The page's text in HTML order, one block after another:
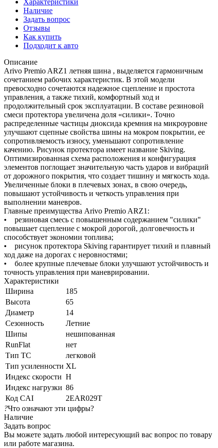
Наличие
Задать вопрос
Отзывы
Как купить
Подходит к авто
Описание
Arivo Premio ARZ1 летняя шина , выделяется гармоничным
сочетанием рабочих характеристик. В этой модели
превосходно сочетаются надежное сцепление и простота
управления, а также тихий, комфортный ход и
продолжительный срок эксплуатации. В составе резиновой
смеси протектора увеличена доля «силики». Точно
распределенные частицы диоксида кремния на микроуровне
улучшают сцепные свойства шины на мокром покрытии, ее
сопротивляемость износу, уменьшают сопротивление
качению. Рисунок протектора имеет название Skiving.
Оптимизированная схема расположения и конфигурация
элементов поглощает значительную часть ударов и вибраций
от дорожного покрытия, что создает тишину и мягкость хода.
Увеличенные блоки в плечевых зонах, в свою очередь,
повышают устойчивость и четкость управления при
выполнении маневров.
Главные преимущества Arivo Premio ARZ1:
• резиновая смесь с повышенным содержанием "силики"
повышает сцепление с мокрой дорогой, долговечность и
способствует экономии топлива;
• рисунок протектора Skiving гарантирует тихий и плавный
ход даже на дорогах с неровностями;
• более крупные плечевые блоки улучшают устойчивость и
точность управления при маневрировании.
Характеристики
Ширина
185
Высота
65
Диаметр
14
Сезонность
Летние
Шипы
нешипованная
RunFlat
нет
Тип ТС
легковой
Тип усиленности XL
Индекс скорости H
Индекс нагрузки 86
Код CAI
2EAR029T
?Что означают эти цифры?
Наличие
Задать вопрос
Вы можете задать любой интересующий вас вопрос по товару
или работе магазина.